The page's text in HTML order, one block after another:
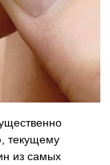
текущему
из самых